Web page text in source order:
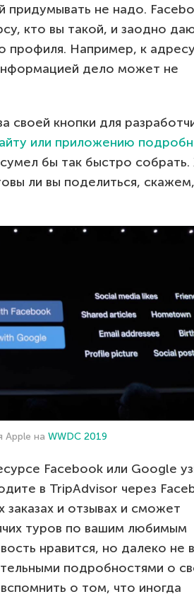
придумывать не надо.
кто вы такой, и заодно
профиля. Например, к
дело может не
своей кнопки для
или приложению
бы так быстро собрать.
ли вы поделиться, скажем,
Apple на WWDC 2019
Facebook или Google
в TripAdvisor через
и отзывах и сможет
туров по вашим любимым
нравится, но далеко не
подробностями о
о том, что иногда